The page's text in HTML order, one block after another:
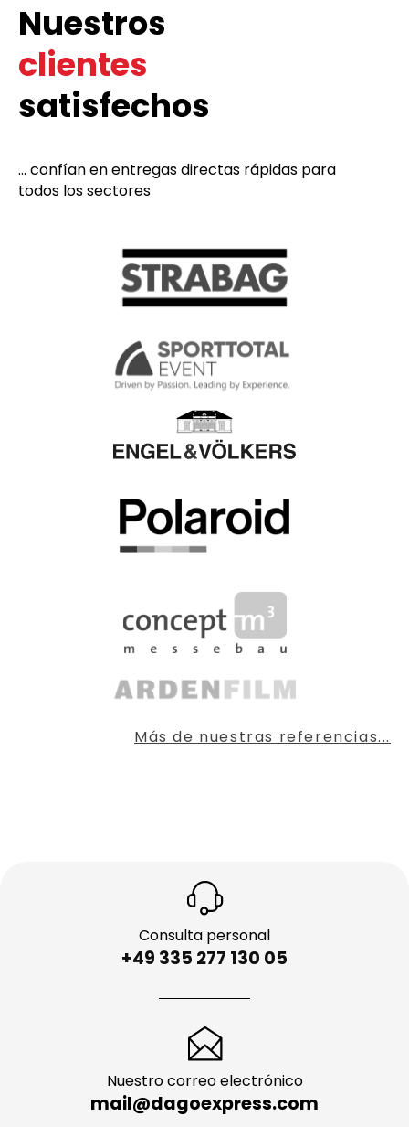
Nuestros
clientes
satisfechos
... confían en entregas directas rápidas para
todos los sectores
Más de nuestras referencias...
Consulta personal
+49 335 277 130 05
Nuestro correo electrónico
mail@dagoexpress.com